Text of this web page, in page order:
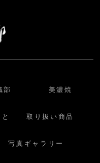
部 美濃焼
取り扱い商品
写真ギャラリー